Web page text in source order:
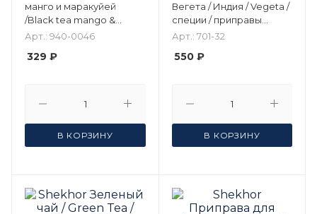
манго и маракуйей
/Black tea mango &
Passion fruit/Шехор /100
Арт.: 940-0046
329 ₽
В КОРЗИНУ
Вегета / Индия / Vegeta /
специи / приправы
Шехор / 100 г. 3 шт
Арт.: 701-32
550 ₽
В КОРЗИНУ